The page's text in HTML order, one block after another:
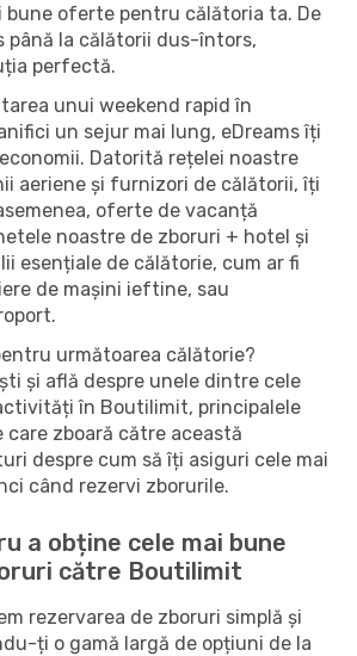
bune oferte pentru călătoria ta. De
până la călătorii dus-întors,
perfectă.
unui weekend rapid în
un sejur mai lung, eDreams îți
Datorită rețelei noastre
aeriene și furnizori de călătorii, îți
oferte de vacanță
noastre de zboruri + hotel și
esențiale de călătorie, cum ar fi
de mașini ieftine, sau
următoarea călătorie?
și află despre unele dintre cele
în Boutilimit, principalele
care zboară către această
despre cum să îți asiguri cele mai
când rezervi zborurile.
a obține cele mai bune
către Boutilimit
rezervarea de zboruri simplă și
ți o gamă largă de opțiuni de la